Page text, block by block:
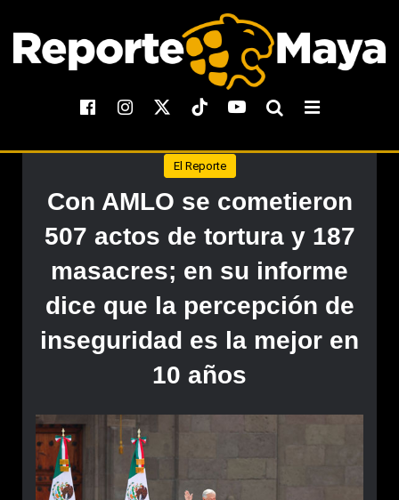
El Reporte
Con AMLO se cometieron
507 actos de tortura y 187
masacres; en su informe
dice que la percepción de
inseguridad es la mejor en
10 años